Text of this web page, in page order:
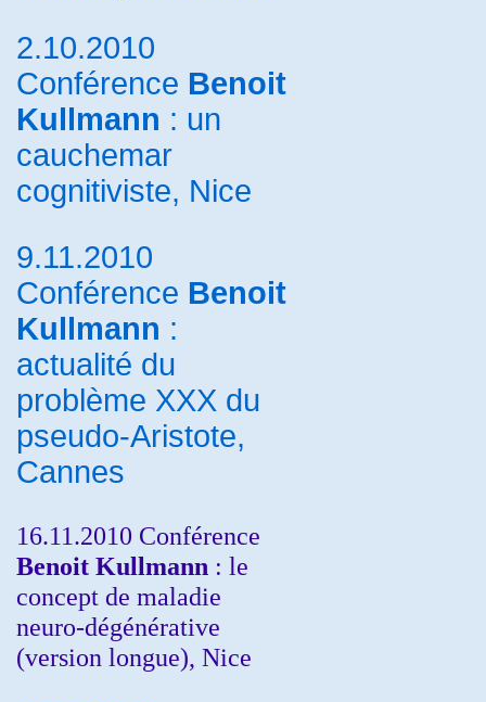
2.10.2010
Conférence Benoit
Kullmann : un
cauchemar
cognitiviste, Nice
9.11.2010
Conférence Benoit
Kullmann :
actualité du
problème XXX du
pseudo-Aristote,
Cannes
16.11.2010 Conférence
Benoit Kullmann : le
concept de maladie
neuro-dégénérative
(version longue), Nice